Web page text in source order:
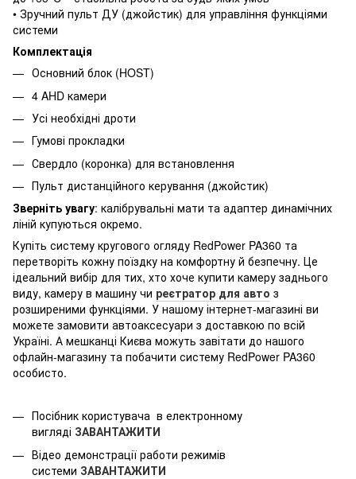
• Зручний пульт ДУ (джойстик) для управління функціями
системи
Комплектація
Основний блок (HOST)
4 AHD камери
Усі необхідні дроти
Гумові прокладки
Свердло (коронка) для встановлення
Пульт дистанційного керування (джойстик)
Зверніть увагу: калібрувальні мати та адаптер динамічних
ліній купуються окремо.
Купіть систему кругового огляду RedPower PA360 та
перетворіть кожну поїздку на комфортну й безпечну. Це
ідеальний вибір для тих, хто хоче купити камеру заднього
виду, камеру в машину чи реєтратор для авто з
розширеними функціями. У нашому інтернет-магазині ви
можете замовити автоаксесуари з доставкою по всій
Україні. А мешканці Києва можуть завітати до нашого
офлайн-магазину та побачити систему RedPower PA360
особисто.
Посібник користувача в електронному
вигляді ЗАВАНТАЖИТИ
Відео демонстрації работи режимів
системи ЗАВАНТАЖИТИ